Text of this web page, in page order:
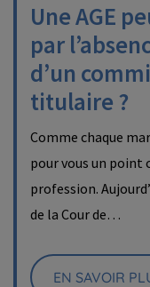
Une AGE
par
d’un
titulaire ?
Comme chaque
pour vous un point
profession.
de la Cour de…
EN SAVOIR